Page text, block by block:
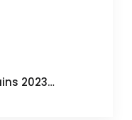
2023…